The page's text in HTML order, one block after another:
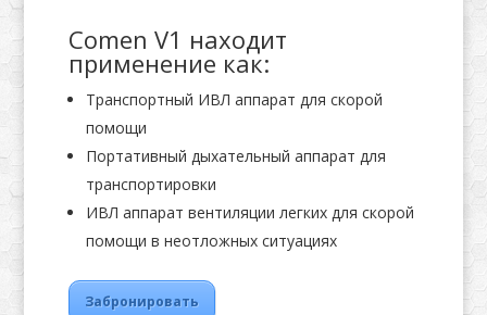
Comen V1 находит
применение как:
Транспортный ИВЛ аппарат для скорой
помощи
Портативный дыхательный аппарат для
транспортировки
ИВЛ аппарат вентиляции легких для скорой
помощи в неотложных ситуациях
Забронировать